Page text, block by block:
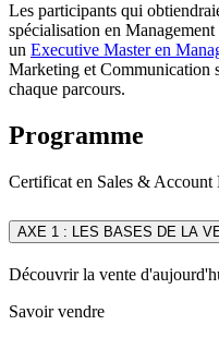
Les participants qui
spécialisation en
un Executive Master en
Marketing et Communication
chaque parcours.
Programme
Certificat en Sales & Account
AXE 1 : LES BASES DE LA
Découvrir la vente
Savoir vendre